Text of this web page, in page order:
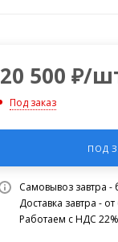
20 500 ₽/
Под заказ
ПОД
Самовывоз завтра -
Доставка завтра - от
Работаем с НДС